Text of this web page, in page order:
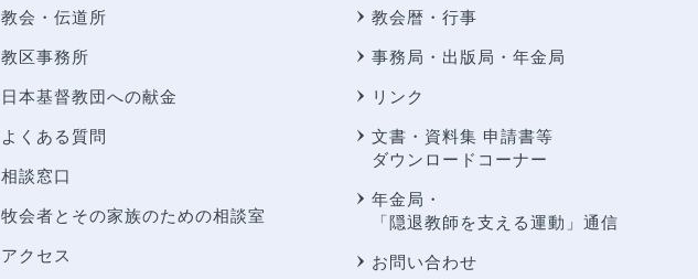
教会・伝道所
教区事務所
日本基督教団への献金
よくある質問
相談窓口
牧会者とその家族のための相談室
アクセス
教会暦・行事
事務局・出版局・年金局
リンク
文書・資料集 申請書等
ダウンロードコーナー
年金局・
「隠退教師を支える運動」通信
お問い合わせ